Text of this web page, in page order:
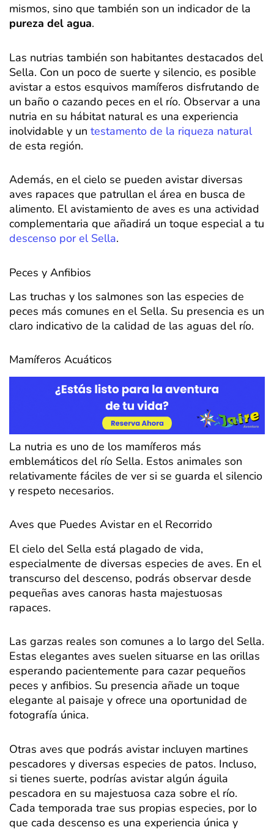
mismos, sino que también son un indicador de la
pureza del agua.
Las nutrias también son habitantes destacados del
Sella. Con un poco de suerte y silencio, es posible
avistar a estos esquivos mamíferos disfrutando de
un baño o cazando peces en el río. Observar a una
nutria en su hábitat natural es una experiencia
inolvidable y un testamento de la riqueza natural
de esta región.
Además, en el cielo se pueden avistar diversas
aves rapaces que patrullan el área en busca de
alimento. El avistamiento de aves es una actividad
complementaria que añadirá un toque especial a tu
descenso por el Sella.
Peces y Anfibios
Las truchas y los salmones son las especies de
peces más comunes en el Sella. Su presencia es un
claro indicativo de la calidad de las aguas del río.
Mamíferos Acuáticos
La nutria es uno de los mamíferos más
emblemáticos del río Sella. Estos animales son
relativamente fáciles de ver si se guarda el silencio
y respeto necesarios.
Aves que Puedes Avistar en el Recorrido
El cielo del Sella está plagado de vida,
especialmente de diversas especies de aves. En el
transcurso del descenso, podrás observar desde
pequeñas aves canoras hasta majestuosas
rapaces.
Las garzas reales son comunes a lo largo del Sella.
Estas elegantes aves suelen situarse en las orillas
esperando pacientemente para cazar pequeños
peces y anfibios. Su presencia añade un toque
elegante al paisaje y ofrece una oportunidad de
fotografía única.
Otras aves que podrás avistar incluyen martines
pescadores y diversas especies de patos. Incluso,
si tienes suerte, podrías avistar algún águila
pescadora en su majestuosa caza sobre el río.
Cada temporada trae sus propias especies, por lo
que cada descenso es una experiencia única y